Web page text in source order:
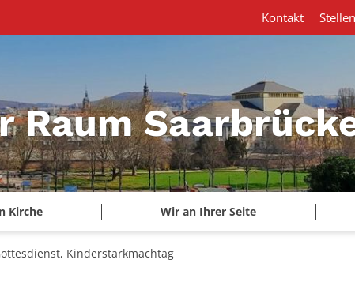
Raum
Kirche Wir an Ihrer Seite
Kontakt
Kinderstarkmachtag